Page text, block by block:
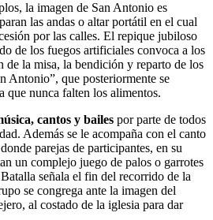
la imagen de San Antonio es
las andas o altar portátil en el cual
por las calles. El repique jubiloso
de los fuegos artificiales convoca a los
de la misa, la bendición y reparto de los
Antonio”, que posteriormente se
que nunca falten los alimentos.
cantos y bailes por parte de todos
Además se le acompaña con el canto
parejas de participantes, en su
un complejo juego de palos o garrotes
señala el fin del recorrido de la
se congrega ante la imagen del
al costado de la iglesia para dar